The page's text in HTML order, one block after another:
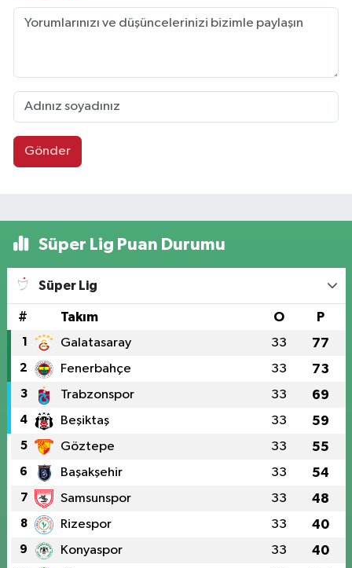
Gönder
Süper Lig Puan Durumu
Süper Lig
# Takım O P
1 Galatasaray 33 77
2 Fenerbahçe 33 73
3 Trabzonspor 33 69
4 Beşiktaş 33 59
5 Göztepe 33 55
6 Başakşehir 33 54
7 Samsunspor 33 48
8 Rizespor 33 40
9 Konyaspor 33 40